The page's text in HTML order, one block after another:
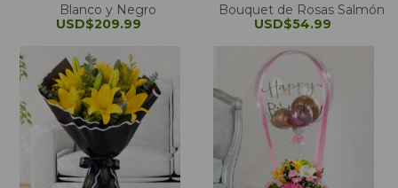
Blanco y Negro
USD$209.99
Bouquet de Rosas Salmón
USD$54.99